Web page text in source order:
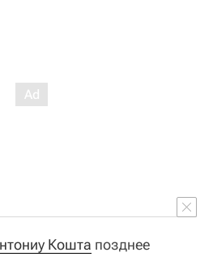
Кошта позднее